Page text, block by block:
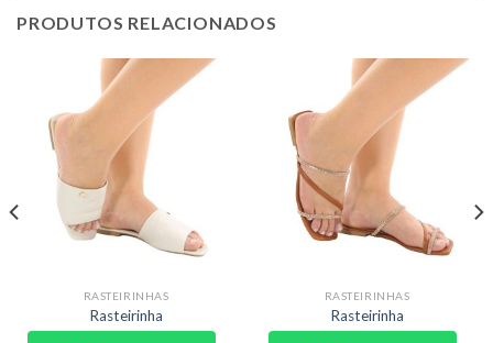
PRODUTOS RELACIONADOS
RASTEIRINHAS
Rasteirinha
RASTEIRINHAS
Rasteirinha